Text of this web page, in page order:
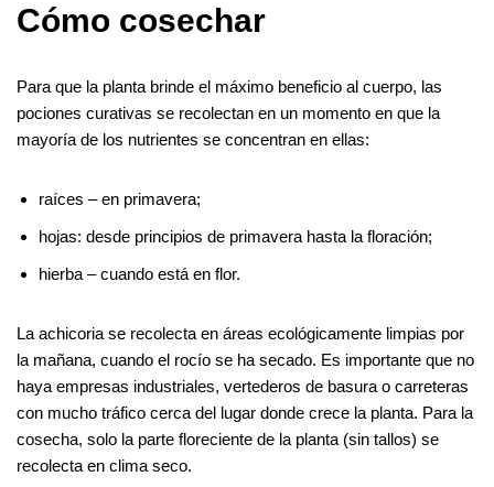
Cómo cosechar
Para que la planta brinde el máximo beneficio al cuerpo, las
pociones curativas se recolectan en un momento en que la
mayoría de los nutrientes se concentran en ellas:
raíces – en primavera;
hojas: desde principios de primavera hasta la floración;
hierba – cuando está en flor.
La achicoria se recolecta en áreas ecológicamente limpias por
la mañana, cuando el rocío se ha secado. Es importante que no
haya empresas industriales, vertederos de basura o carreteras
con mucho tráfico cerca del lugar donde crece la planta. Para la
cosecha, solo la parte floreciente de la planta (sin tallos) se
recolecta en clima seco.